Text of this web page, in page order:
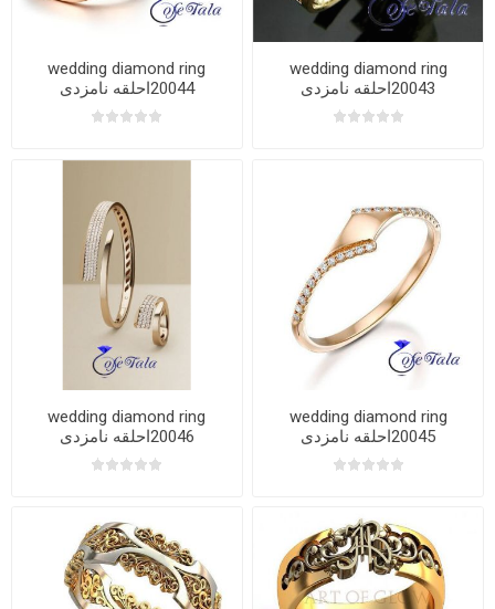
wedding diamond ring
20043احلقه نامزدی
wedding diamond ring
20044احلقه نامزدی
wedding diamond ring
20045احلقه نامزدی
wedding diamond ring
20046احلقه نامزدی